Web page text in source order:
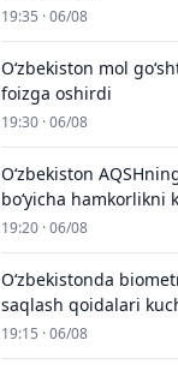
19:35 · 06/08
O‘zbekiston mol
foizga oshirdi
19:30 · 06/08
O‘zbekiston
bo‘yicha hamkorlikni
19:20 · 06/08
O‘zbekistonda
saqlash qoidalari
19:15 · 06/08